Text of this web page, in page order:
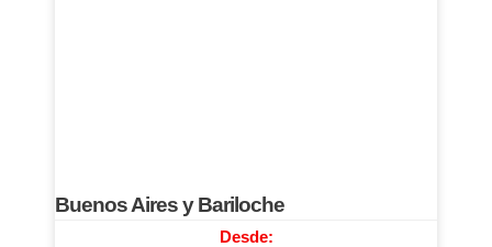
Buenos Aires y Bariloche
Desde: